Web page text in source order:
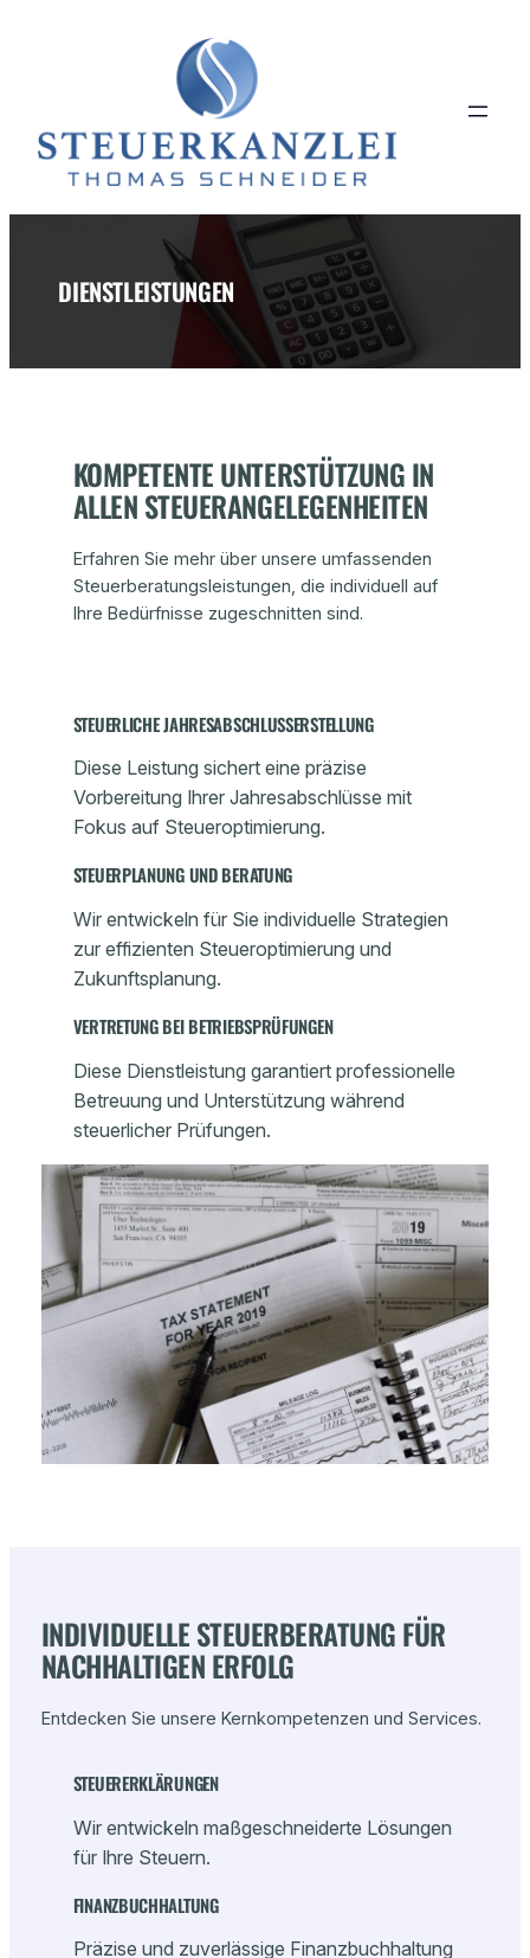
DIENSTLEISTUNGEN
KOMPETENTE UNTERSTÜTZUNG IN
ALLEN STEUERANGELEGENHEITEN
Erfahren Sie mehr über unsere umfassenden
Steuerberatungsleistungen, die individuell auf
Ihre Bedürfnisse zugeschnitten sind.
STEUERLICHE JAHRESABSCHLUSSERSTELLUNG
Diese Leistung sichert eine präzise
Vorbereitung Ihrer Jahresabschlüsse mit
Fokus auf Steueroptimierung.
STEUERPLANUNG UND BERATUNG
Wir entwickeln für Sie individuelle Strategien
zur effizienten Steueroptimierung und
Zukunftsplanung.
VERTRETUNG BEI BETRIEBSPRÜFUNGEN
Diese Dienstleistung garantiert professionelle
Betreuung und Unterstützung während
steuerlicher Prüfungen.
INDIVIDUELLE STEUERBERATUNG FÜR
NACHHALTIGEN ERFOLG
Entdecken Sie unsere Kernkompetenzen und Services.
STEUERERKLÄRUNGEN
Wir entwickeln maßgeschneiderte Lösungen
für Ihre Steuern.
FINANZBUCHHALTUNG
Präzise und zuverlässige Finanzbuchhaltung